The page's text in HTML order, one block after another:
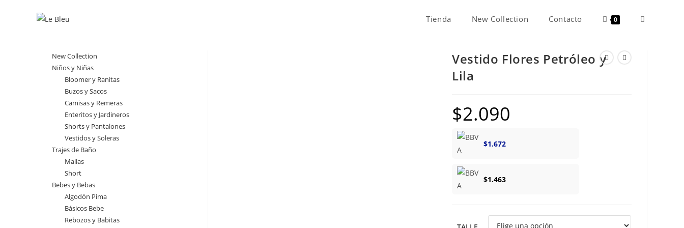
Tienda New Collection Contacto 0 Alternar
Vestido Flores Petróleo y
Lila
$2.090
$1.672
$1.463
New Collection
Niños y Niñas
Bloomer y Ranitas
Buzos y Sacos
Camisas y Remeras
Enteritos y Jardineros
Shorts y Pantalones
Vestidos y Soleras
Trajes de Baño
Mallas
Short
Bebes y Bebas
Algodón Pima
Básicos Bebe
Rebozos y Babitas